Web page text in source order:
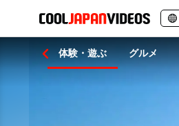
・旅行 体験・遊ぶ グルメ